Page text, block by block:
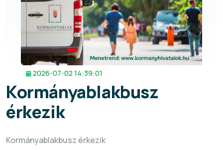
2026-07-02 14:39:01
Kormányablakbusz
érkezik
Kormányablakbusz érkezik